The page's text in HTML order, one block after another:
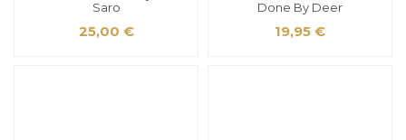
Saro
25,00 €
Done By Deer
19,95 €